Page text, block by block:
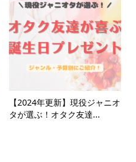
【2024年更新】現役ジャニオ
タが選ぶ！オタク友達...